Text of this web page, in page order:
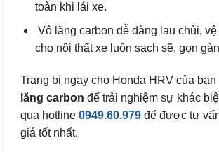
toàn khi lái xe.
Vô lăng carbon dễ dàng lau chùi,
cho nội thất xe luôn sạch sẽ, gọn
Trang bị ngay cho Honda HRV của bạn
lăng carbon để trải nghiệm sự khác
qua hotline 0949.60.979 để được tư
giá tốt nhất.